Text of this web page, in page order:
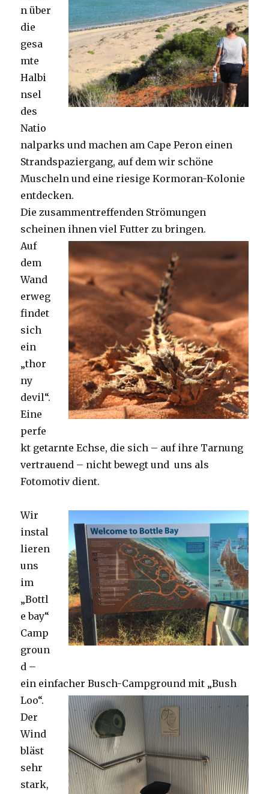
n über
die
gesa
mte
Halbi
nsel
des
Natio
nalparks und machen am Cape Peron einen
Strandspaziergang, auf dem wir schöne
Muscheln und eine riesige Kormoran-Kolonie
entdecken.
Die zusammentreffenden Strömungen
scheinen ihnen viel Futter zu bringen.
Auf
dem
Wand
erweg
findet
sich
ein
„thor
ny
devil“.
Eine
perfe
kt getarnte Echse, die sich – auf ihre Tarnung
vertrauend – nicht bewegt und uns als
Fotomotiv dient.
Wir
instal
lieren
uns
im
„Bottl
e bay“
Camp
groun
d –
ein einfacher Busch-Campground mit „Bush
Loo“.
Der
Wind
bläst
sehr
stark,